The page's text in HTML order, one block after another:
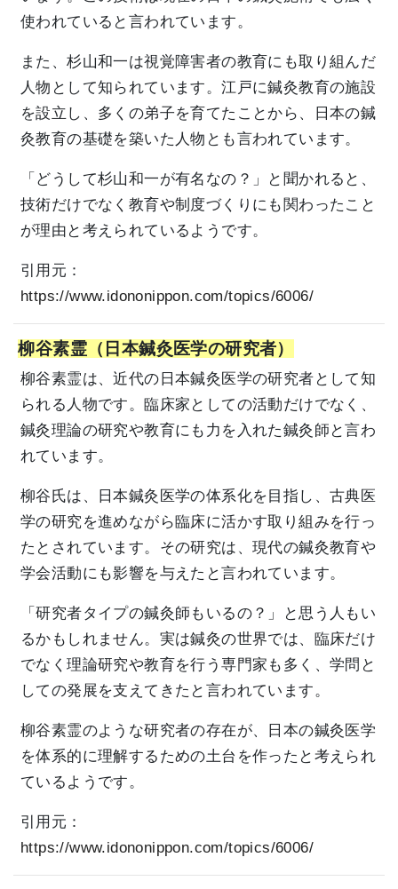
使われていると言われています。
また、杉山和一は視覚障害者の教育にも取り組んだ
人物として知られています。江戸に鍼灸教育の施設
を設立し、多くの弟子を育てたことから、日本の鍼
灸教育の基礎を築いた人物とも言われています。
「どうして杉山和一が有名なの？」と聞かれると、
技術だけでなく教育や制度づくりにも関わったこと
が理由と考えられているようです。
引用元：
https://www.idononippon.com/topics/6006/
柳谷素霊（日本鍼灸医学の研究者）
柳谷素霊は、近代の日本鍼灸医学の研究者として知
られる人物です。臨床家としての活動だけでなく、
鍼灸理論の研究や教育にも力を入れた鍼灸師と言わ
れています。
柳谷氏は、日本鍼灸医学の体系化を目指し、古典医
学の研究を進めながら臨床に活かす取り組みを行っ
たとされています。その研究は、現代の鍼灸教育や
学会活動にも影響を与えたと言われています。
「研究者タイプの鍼灸師もいるの？」と思う人もい
るかもしれません。実は鍼灸の世界では、臨床だけ
でなく理論研究や教育を行う専門家も多く、学問と
しての発展を支えてきたと言われています。
柳谷素霊のような研究者の存在が、日本の鍼灸医学
を体系的に理解するための土台を作ったと考えられ
ているようです。
引用元：
https://www.idononippon.com/topics/6006/